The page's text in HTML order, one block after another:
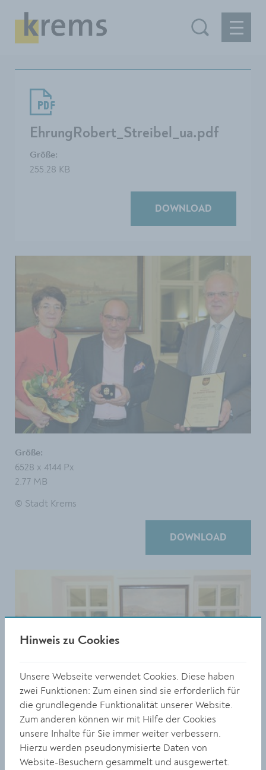
EhrungRobert_Streibel_ua.pdf
Größe:
255.28 KB
DOWNLOAD
Größe:
6528 x 4144 Px
2.77 MB
© Stadt Krems
DOWNLOAD
Größe:
Hinweis zu Cookies
Unsere Webseite verwendet Cookies. Diese haben
zwei Funktionen: Zum einen sind sie erforderlich für
die grundlegende Funktionalität unserer Website.
Zum anderen können wir mit Hilfe der Cookies
unsere Inhalte für Sie immer weiter verbessern.
Hierzu werden pseudonymisierte Daten von
Website-Besuchern gesammelt und ausgewertet.